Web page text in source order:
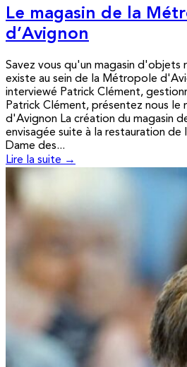
Le magasin de la
d’Avignon
Savez vous qu'un magasin d'objets
existe au sein de la Métropole
interviewé Patrick Clément,
Patrick Clément, présentez nous le
d'Avignon La création du magasin
envisagée suite à la restauration
Dame des...
Lire la suite →